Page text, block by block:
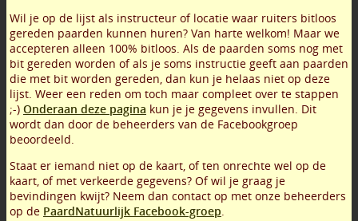
Wil je op de lijst als instructeur of locatie waar ruiters bitloos
gereden paarden kunnen huren? Van harte welkom! Maar we
accepteren alleen 100% bitloos. Als de paarden soms nog met
bit gereden worden of als je soms instructie geeft aan paarden
die met bit worden gereden, dan kun je helaas niet op deze
lijst. Weer een reden om toch maar compleet over te stappen
;-) Onderaan deze pagina kun je je gegevens invullen. Dit
wordt dan door de beheerders van de Facebookgroep
beoordeeld.
Staat er iemand niet op de kaart, of ten onrechte wel op de
kaart, of met verkeerde gegevens? Of wil je graag je
bevindingen kwijt? Neem dan contact op met onze beheerders
op de PaardNatuurlijk Facebook-groep.